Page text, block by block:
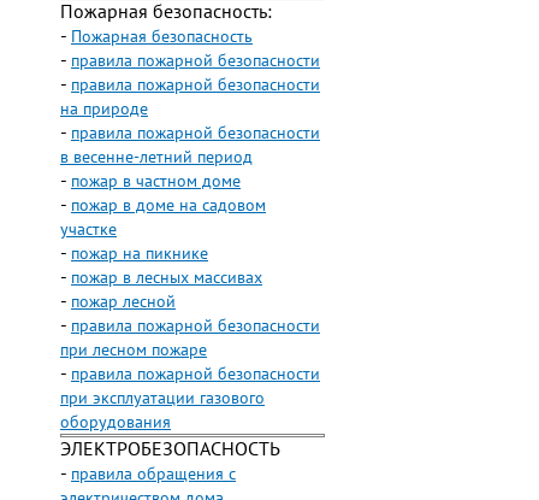
Пожарная безопасность:
- Пожарная безопасность
- правила пожарной безопасности
- правила пожарной безопасности
на природе
- правила пожарной безопасности
в весенне-летний период
- пожар в частном доме
- пожар в доме на садовом
участке
- пожар на пикнике
- пожар в лесных массивах
- пожар лесной
- правила пожарной безопасности
при лесном пожаре
- правила пожарной безопасности
при эксплуатации газового
оборудования
ЭЛЕКТРОБЕЗОПАСНОСТЬ
- правила обращения с